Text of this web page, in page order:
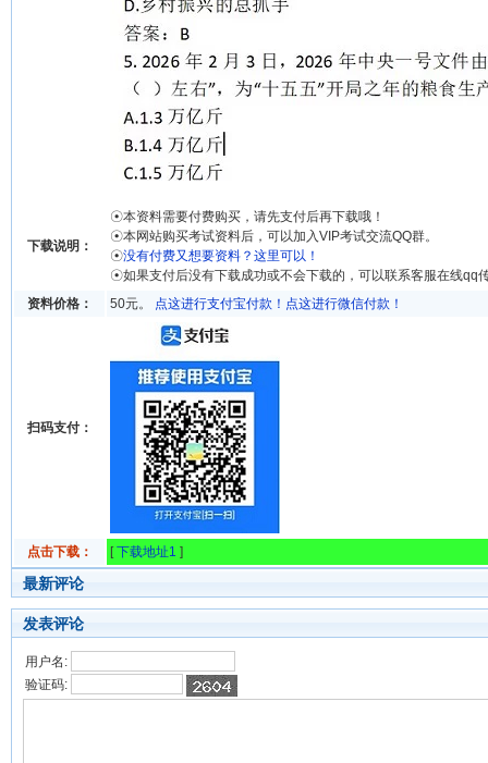
下载说明：
☉本资料需要付费购买，请先支付后再下载哦！
☉本网站购买考试资料后，可以加入VIP考试交流QQ群。
☉没有付费又想要资料？这里可以！
☉如果支付后没有下载成功或不会下载的，可以联系客服在线qq
资料价格：
50元。 点这进行支付宝付款！ 点这进行微信付款！
扫码支付：
点击下载： [下载地址1 ]
最新评论
发表评论
用户名:
验证码: